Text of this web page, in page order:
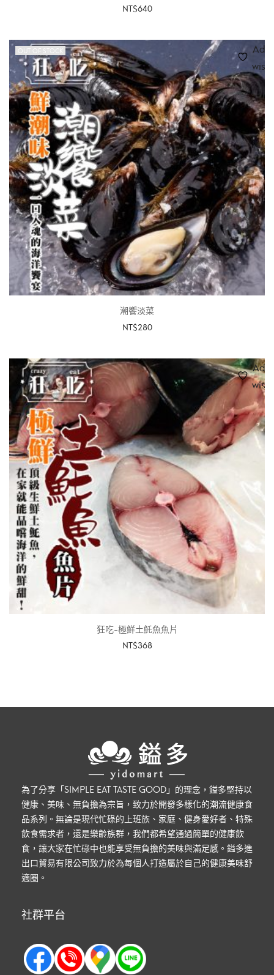
NT$640
OUT OF STOCK
Add
潮饗淡菜
NT$280
Add
狂吃-極鮮土魠魚魚片
NT$368
為了分享「SIMPLE EAT TASTE GOOD」的理念，鎰多堅持以
健康、美味、無負擔為宗旨，致力於開發多樣化的潮流健康食
品系列。無論是現代忙碌的上班族、家庭、健身愛好者、特殊
飲食需求者，還是樂齡族群，我們都希望通過簡單的健康飲
食，讓大家在忙碌中也能享受無負擔的美味與滿足感。鎰多進
出口貿易有限公司致力於為每個人打造屬於自己的健康美味舒
適圈。
社群平台